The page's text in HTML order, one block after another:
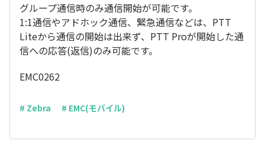
グループ通信時のみ通信開始が可能です。
1:1通信やアドホック通信、緊急通信などは、PTT
Liteから通信の開始は出来ず、PTT Proが開始した通
信への応答(返信)のみ可能です。
EMC0262
# Zebra # EMC(モバイル)